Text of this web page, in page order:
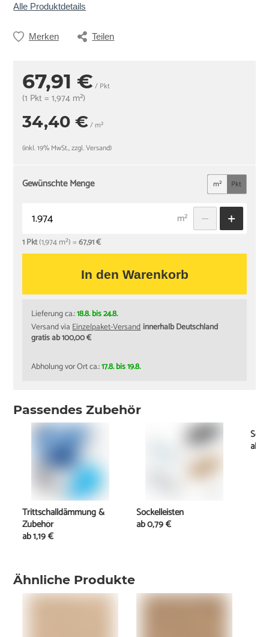
Alle Produktdetails
Merken Teilen
67,91 € / Pkt
(1 Pkt = 1,974 m²)
34,40 €/ m²
(inkl. 19% MwSt., zzgl. Versand)
Gewünschte Menge m² Pkt
m²
1 Pkt(1,974 m²) =67,91 €
In den Warenkorb
Lieferung ca.:18.8. bis 24.8.
Versand viaEinzelpaket-Versandinnerhalb Deutschland
gratis ab 100,00 €
Abholung vor Ort ca.:17.8. bis 19.8.
Ähnliche Produkte
Passendes Zubehör
Trittschalldämmung &
Zubehör
ab1,19 €
Sockelleisten
ab0,79 €
ab